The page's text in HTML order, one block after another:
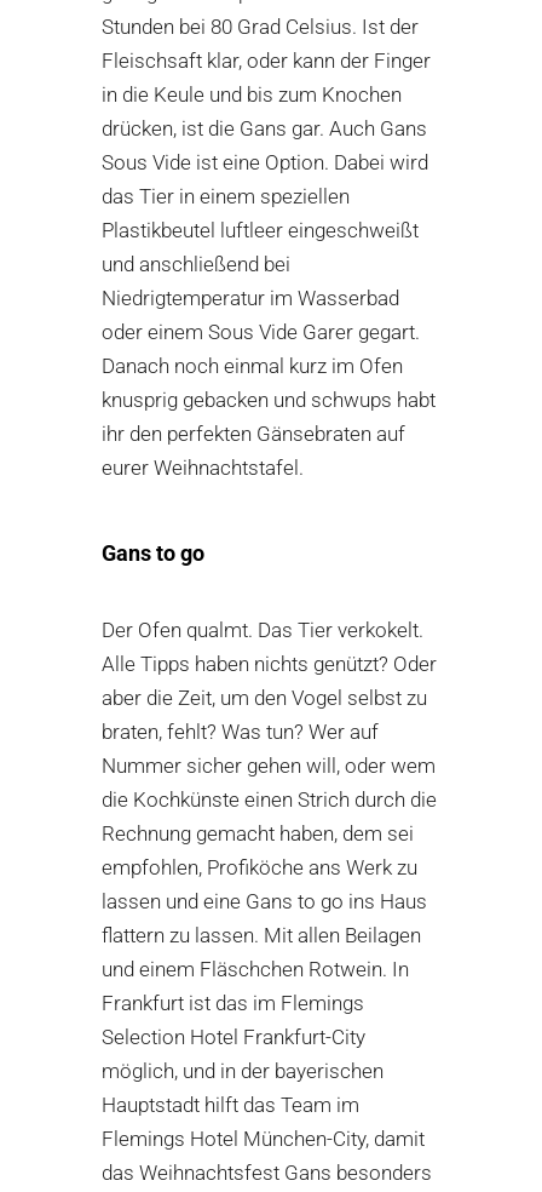
Stunden bei 80 Grad Celsius. Ist der
Fleischsaft klar, oder kann der Finger
in die Keule und bis zum Knochen
drücken, ist die Gans gar. Auch Gans
Sous Vide ist eine Option. Dabei wird
das Tier in einem speziellen
Plastikbeutel luftleer eingeschweißt
und anschließend bei
Niedrigtemperatur im Wasserbad
oder einem Sous Vide Garer gegart.
Danach noch einmal kurz im Ofen
knusprig gebacken und schwups habt
ihr den perfekten Gänsebraten auf
eurer Weihnachtstafel.
Gans to go
Der Ofen qualmt. Das Tier verkokelt.
Alle Tipps haben nichts genützt? Oder
aber die Zeit, um den Vogel selbst zu
braten, fehlt? Was tun? Wer auf
Nummer sicher gehen will, oder wem
die Kochkünste einen Strich durch die
Rechnung gemacht haben, dem sei
empfohlen, Profiköche ans Werk zu
lassen und eine Gans to go ins Haus
flattern zu lassen. Mit allen Beilagen
und einem Fläschchen Rotwein. In
Frankfurt ist das im Flemings
Selection Hotel Frankfurt-City
möglich, und in der bayerischen
Hauptstadt hilft das Team im
Flemings Hotel München-City, damit
das Weihnachtsfest Gans besonders